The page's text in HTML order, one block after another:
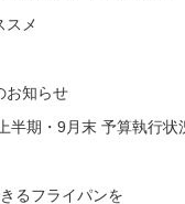
スメ
お知らせ
半期・9月末 予算執行状
るフライパンを